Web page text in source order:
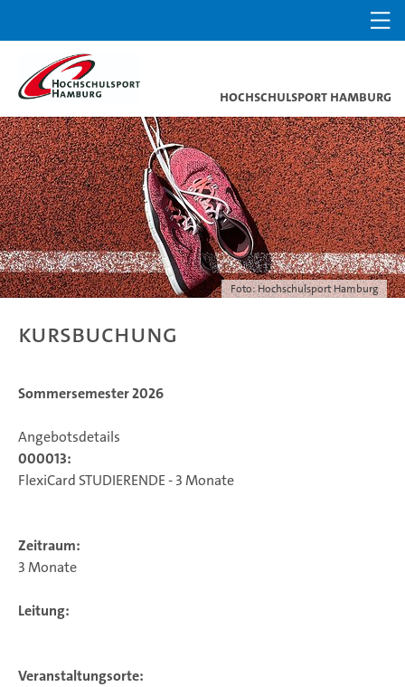
Hochschulsport Hamburg
Foto: Hochschulsport Hamburg
Kursbuchung
Sommersemester 2026
Angebotsdetails
000013:
FlexiCard STUDIERENDE - 3 Monate
Zeitraum:
3 Monate
Leitung:
Veranstaltungsorte: